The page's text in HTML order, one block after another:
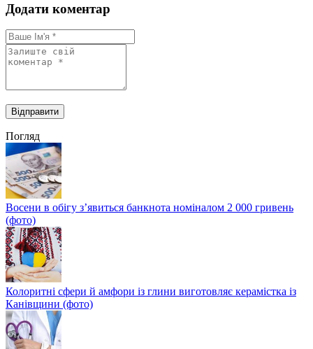
Додати коментар
Погляд
Восени в обігу з’явиться банкнота номіналом 2 000 гривень
(фото)
Колоритні сфери й амфори із глини виготовляє керамістка із
Канівщини (фото)